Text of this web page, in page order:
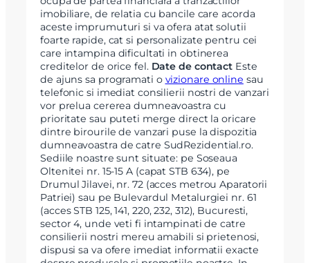
imobiliare, de relatia cu bancile care acorda
aceste imprumuturi si va ofera atat solutii
foarte rapide, cat si personalizate pentru cei
care intampina dificultati in obtinerea
creditelor de orice fel. Date de contact Este
de ajuns sa programati o vizionare online sau
telefonic si imediat consilierii nostri de vanzari
vor prelua cererea dumneavoastra cu
prioritate sau puteti merge direct la oricare
dintre birourile de vanzari puse la dispozitia
dumneavoastra de catre SudRezidential.ro.
Sediile noastre sunt situate: pe Soseaua
Oltenitei nr. 15-15 A (capat STB 634), pe
Drumul Jilavei, nr. 72 (acces metrou Aparatorii
Patriei) sau pe Bulevardul Metalurgiei nr. 61
(acces STB 125, 141, 220, 232, 312), Bucuresti,
sector 4, unde veti fi intampinati de catre
consilierii nostri mereu amabili si prietenosi,
dispusi sa va ofere imediat informatii exacte